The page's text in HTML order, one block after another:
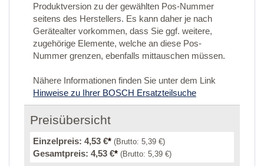
Produktversion zu der gewählten Pos-Nummer
seitens des Herstellers. Es kann daher je nach
Gerätealter vorkommen, dass Sie ggf. weitere,
zugehörige Elemente, welche an diese Pos-
Nummer grenzen, ebenfalls mittauschen müssen.
Nähere Informationen finden Sie unter dem Link
Hinweise zu Ihrer BOSCH Ersatzteilsuche
Preisübersicht
Einzelpreis: 4,53 €* (Brutto: 5,39 €)
Gesamtpreis: 4,53 €* (Brutto: 5,39 €)